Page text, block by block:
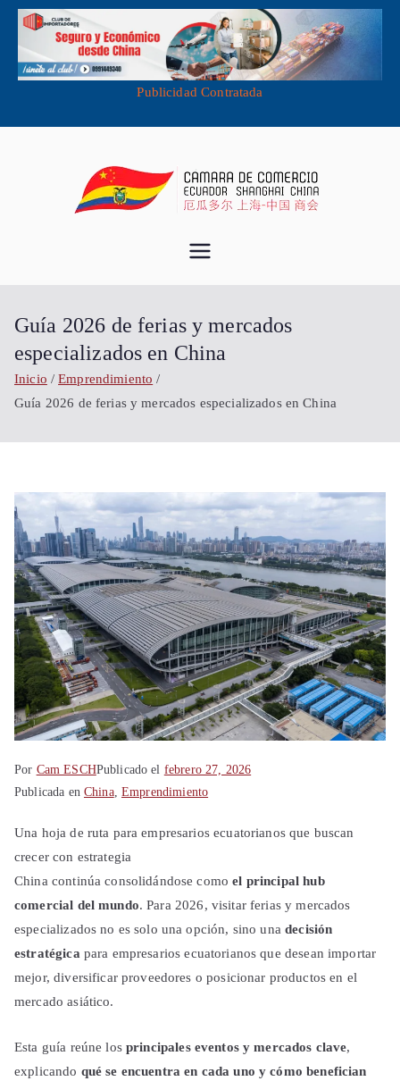
Publicidad Contratada
Comercio
Shanghái
China
Importa desde China - Compra en
Guía 2026 de ferias y mercados
especializados en China
Inicio
Emprendimiento
Guía 2026 de ferias y mercados especializados en China
Por Cam ESCHPublicado el febrero 27, 2026
Publicada en China,Emprendimiento
Una hoja de ruta para empresarios ecuatorianos que buscan
crecer con estrategia
China continúa consolidándose comoel principal hub
comercial del mundo. Para 2026, visitar ferias y mercados
especializados no es solo una opción, sino unadecisión
estratégica para empresarios ecuatorianos que desean importar
mejor, diversificar proveedores o posicionar productos en el
mercado asiático.
Esta guía reúne los principales eventos y mercados clave,
explicando qué se encuentra en cada uno y cómo benefician